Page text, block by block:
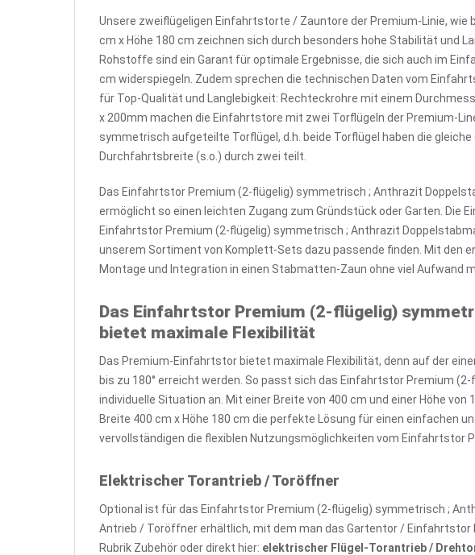
Unsere zweiflügeligen Einfahrtstorte / Zauntore der Premium-Linie,
cm x Höhe 180 cm zeichnen sich durch besonders hohe Stabilität und
Rohstoffe sind ein Garant für optimale Ergebnisse, die sich auch im
cm widerspiegeln. Zudem sprechen die technischen Daten vom
für Top-Qualität und Langlebigkeit: Rechteckrohre mit einem
x 200mm machen die Einfahrtstore mit zwei Torflügeln der Premium-
symmetrisch aufgeteilte Torflügel, d.h. beide Torflügel haben die
Durchfahrtsbreite (s.o.) durch zwei teilt.
Das Einfahrtstor Premium (2-flügelig) symmetrisch ; Anthrazit
ermöglicht so einen leichten Zugang zum Gründstück oder Garten.
Einfahrtstor Premium (2-flügelig) symmetrisch ; Anthrazit
unserem Sortiment von Komplett-Sets dazu passende finden. Mit den
Montage und Integration in einen Stabmatten-Zaun ohne viel Aufwand
Das Einfahrtstor Premium (2-flügelig)
bietet maximale Flexibilität
Das Premium-Einfahrtstor bietet maximale Flexibilität, denn auf der
bis zu 180° erreicht werden. So passt sich das Einfahrtstor Premium
individuelle Situation an. Mit einer Breite von 400 cm und einer Höhe
Breite 400 cm x Höhe 180 cm die perfekte Lösung für einen einfachen
vervollständigen die flexiblen Nutzungsmöglichkeiten vom Einfahrtstor
Elektrischer Torantrieb / Toröffner
Optional ist für das Einfahrtstor Premium (2-flügelig) symmetrisch ;
Antrieb / Toröffner erhältlich, mit dem man das Gartentor / Einfahrtstor
Rubrik Zubehör oder direkt hier: elektrischer Flügel-Torantrieb /